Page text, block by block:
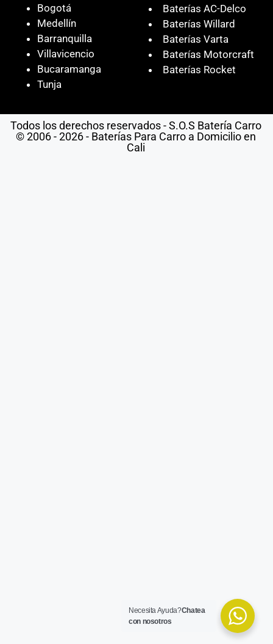
Bogotá
Medellín
Barranquilla
Villavicencio
Bucaramanga
Tunja
Baterías AC-Delco
Baterías Willard
Baterías Varta
Baterías Motorcraft
Baterías Rocket
Todos los derechos reservados - S.O.S Batería Carro
© 2006 - 2026 - Baterías Para Carro a Domicilio en
Cali
Necesita Ayuda?Chatea
con nosotros